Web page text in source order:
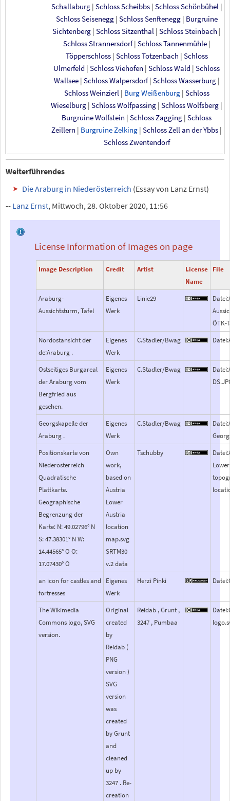
Schallaburg | Schloss Scheibbs | Schloss Schönbühel |
Schloss Seisenegg | Schloss Senftenegg | Burgruine
Sichtenberg | Schloss Sitzenthal | Schloss Steinbach |
Schloss Strannersdorf | Schloss Tannenmühle |
Töpperschloss | Schloss Totzenbach | Schloss
Ulmerfeld | Schloss Viehofen | Schloss Wald | Schloss
Wallsee | Schloss Walpersdorf | Schloss Wasserburg |
Schloss Weinzierl | Burg Weißenburg | Schloss
Wieselburg | Schloss Wolfpassing | Schloss Wolfsberg |
Burgruine Wolfstein | Schloss Zagging | Schloss
Zeillern | Burgruine Zelking | Schloss Zell an der Ybbs |
Schloss Zwentendorf
Weiterführendes
Die Araburg in Niederösterreich (Essay von Lanz Ernst)
-- Lanz Ernst, Mittwoch, 28. Oktober 2020, 11:56
License Information of Images on page
Image Description Credit Artist
License
Name
File
Araburg-
Aussichtsturm, Tafel
Eigenes
Werk
Linie29
ÖTK-
Nordostansicht der
de:Araburg .
Eigenes
Werk
C.Stadler/Bwag
Ostseitiges Burgareal
der Araburg vom
Bergfried aus
gesehen.
Eigenes
Werk
C.Stadler/Bwag
Georgskapelle der
Araburg .
Eigenes
Werk
C.Stadler/Bwag
Positionskarte von
Niederösterreich
Quadratische
Plattkarte.
Geographische
Begrenzung der
Karte: N: 49.02796° N
S: 47.38301° N W:
14.44565° O O:
17.07430° O
Own
work,
based on
Austria
Lower
Austria
location
map.svg
SRTM30
v.2 data
Tschubby
an icon for castles and
fortresses
Eigenes
Werk
Herzi Pinki
The Wikimedia
Commons logo, SVG
version.
Original
created
by
Reidab (
PNG
version )
SVG
version
was
created
by Grunt
and
cleaned
up by
3247 . Re-
creation
Reidab , Grunt ,
3247 , Pumbaa